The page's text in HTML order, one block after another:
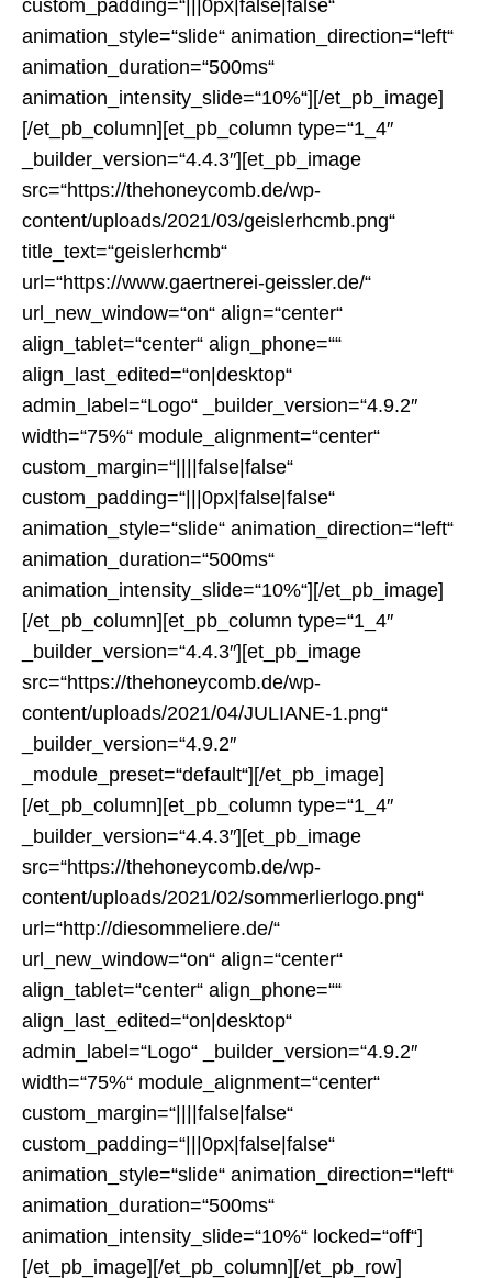
custom_padding=“|||0px|false|false“
animation_style=“slide“ animation_direction=“left“
animation_duration=“500ms“
animation_intensity_slide=“10%“][/et_pb_image]
[/et_pb_column][et_pb_column type=“1_4″
_builder_version=“4.4.3″][et_pb_image
src=“https://thehoneycomb.de/wp-
content/uploads/2021/03/geislerhcmb.png“
title_text=“geislerhcmb“
url=“https://www.gaertnerei-geissler.de/“
url_new_window=“on“ align=“center“
align_tablet=“center“ align_phone=““
align_last_edited=“on|desktop“
admin_label=“Logo“ _builder_version=“4.9.2″
width=“75%“ module_alignment=“center“
custom_margin=“||||false|false“
custom_padding=“|||0px|false|false“
animation_style=“slide“ animation_direction=“left“
animation_duration=“500ms“
animation_intensity_slide=“10%“][/et_pb_image]
[/et_pb_column][et_pb_column type=“1_4″
_builder_version=“4.4.3″][et_pb_image
src=“https://thehoneycomb.de/wp-
content/uploads/2021/04/JULIANE-1.png“
_builder_version=“4.9.2″
_module_preset=“default“][/et_pb_image]
[/et_pb_column][et_pb_column type=“1_4″
_builder_version=“4.4.3″][et_pb_image
src=“https://thehoneycomb.de/wp-
content/uploads/2021/02/sommerlierlogo.png“
url=“http://diesommeliere.de/“
url_new_window=“on“ align=“center“
align_tablet=“center“ align_phone=““
align_last_edited=“on|desktop“
admin_label=“Logo“ _builder_version=“4.9.2″
width=“75%“ module_alignment=“center“
custom_margin=“||||false|false“
custom_padding=“|||0px|false|false“
animation_style=“slide“ animation_direction=“left“
animation_duration=“500ms“
animation_intensity_slide=“10%“ locked=“off“]
[/et_pb_image][/et_pb_column][/et_pb_row]